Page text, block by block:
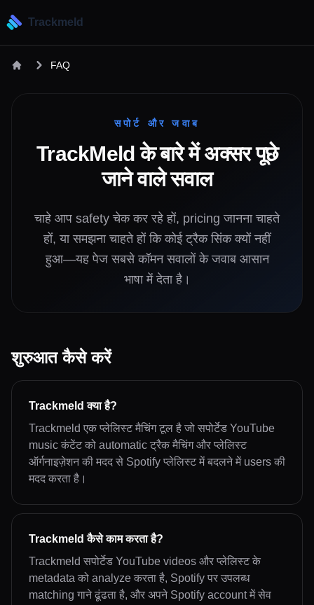
Trackmeld
FAQ
सपोर्ट और जवाब
TrackMeld के बारे में अक्सर पूछे
जाने वाले सवाल
चाहे आप safety चेक कर रहे हों, pricing जानना चाहते
हों, या समझना चाहते हों कि कोई ट्रैक सिंक क्यों नहीं
हुआ—यह पेज सबसे कॉमन सवालों के जवाब आसान
भाषा में देता है।
शुरुआत कैसे करें
Trackmeld क्या है?
Trackmeld एक प्लेलिस्ट मैचिंग टूल है जो सपोर्टेड YouTube
music कंटेंट को automatic ट्रैक मैचिंग और प्लेलिस्ट
ऑर्गनाइज़ेशन की मदद से Spotify प्लेलिस्ट में बदलने में users की
मदद करता है।
Trackmeld कैसे काम करता है?
Trackmeld सपोर्टेड YouTube videos और प्लेलिस्ट के
metadata को analyze करता है, Spotify पर उपलब्ध
matching गाने ढूंढता है, और अपने Spotify account में सेव